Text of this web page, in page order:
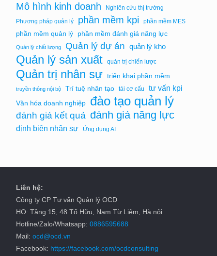
Mô hình kinh doanh
Nghiên cứu thị trường
Phương pháp quản lý
phần mềm kpi phần mềm MES
phần mềm quản lý phần mềm đánh giá năng lực
Quản lý chất lượng Quản lý dự án quản lý kho
Quản lý sản xuất quản trị chiến lược
Quản trị nhân sự triển khai phần mềm
truyền thông nội bộ Trí tuệ nhân tạo tái cơ cấu tư vấn kpi
Văn hóa doanh nghiệp đào tạo quản lý
đánh giá kết quả đánh giá năng lực
định biên nhân sự Ứng dụng AI
Liên hệ:
Công ty CP Tư vấn Quản lý OCD
HO: Tầng 15, 48 Tố Hữu, Nam Từ Liêm, Hà nội
Hotline/Zalo/Whatsapp: 0886595688
Mail: ocd@ocd.vn
Facebook: https://facebook.com/ocdconsulting